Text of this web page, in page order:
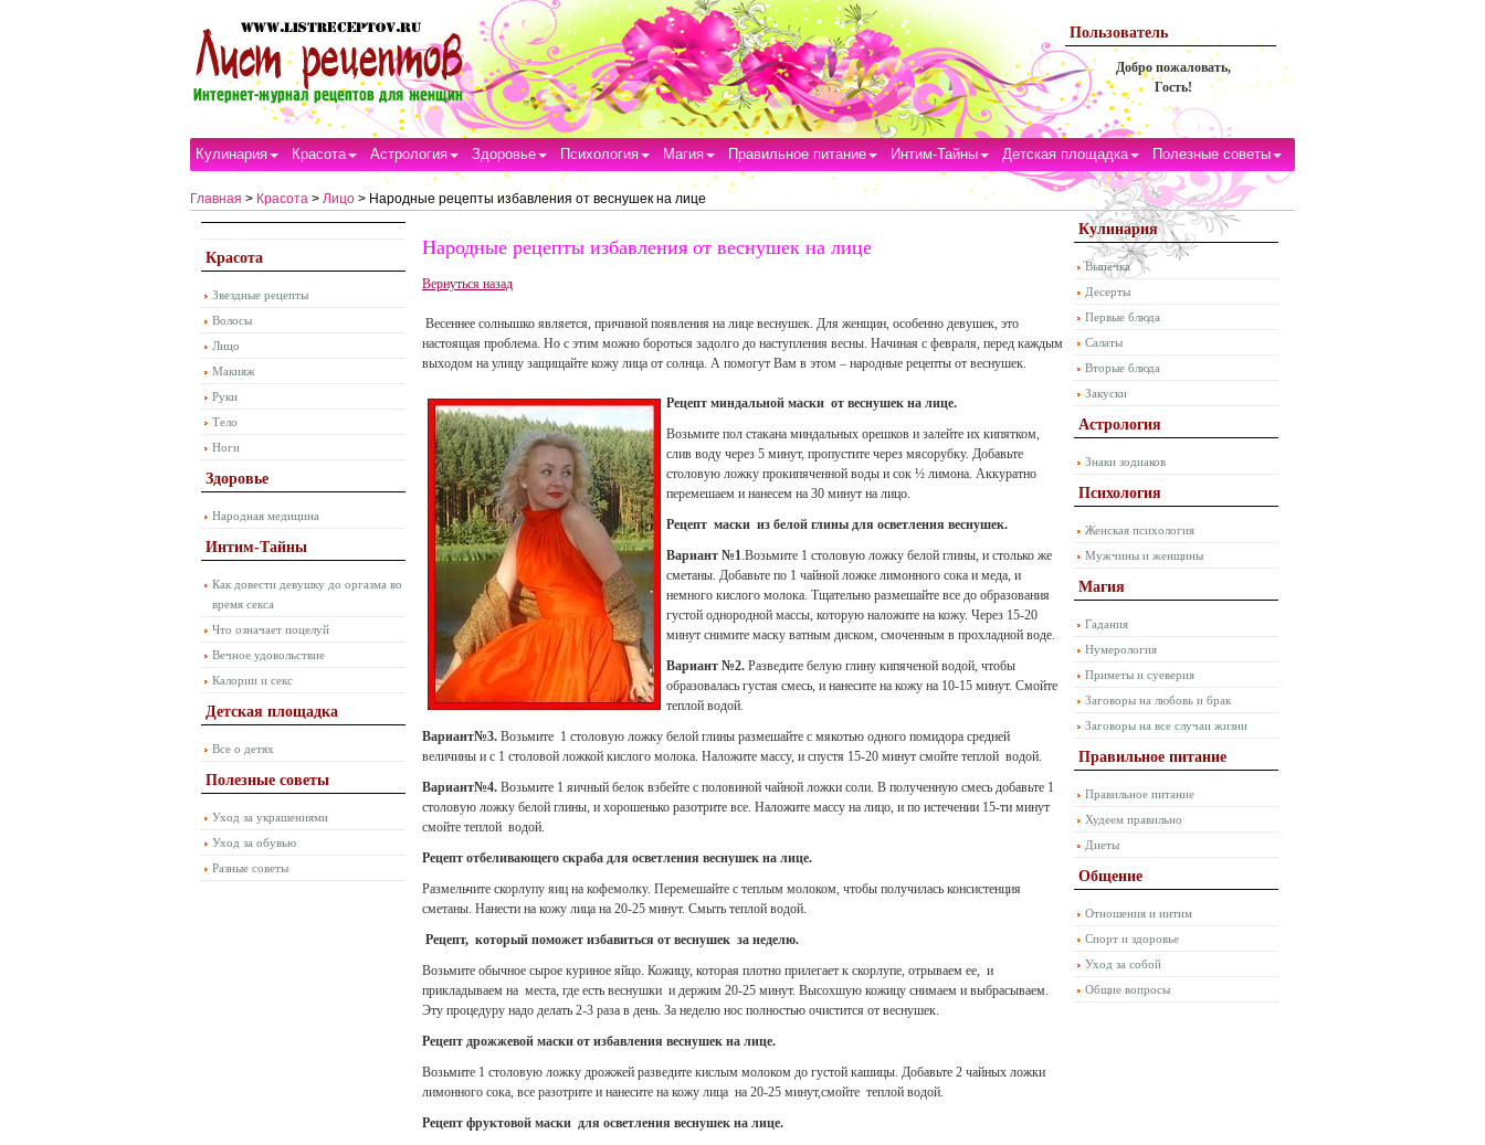
Пользователь
Добро пожаловать,
Гость!
Кулинария Красота Астрология Здоровье Психология Магия Правильное питание Интим-Тайны Детская площадка Полезные советы
Главная > Красота > Лицо > Народные рецепты избавления от веснушек на лице
Красота
Звездные рецепты
Волосы
Лицо
Макияж
Руки
Тело
Ноги
Здоровье
Народная медицина
Интим-Тайны
Как довести девушку до оргазма во
время секса
Что означает поцелуй
Вечное удовольствие
Калории и секс
Детская площадка
Все о детях
Полезные советы
Уход за украшениями
Уход за обувью
Разные советы
Народные рецепты избавления от веснушек на лице
Вернуться назад
Весеннее солнышко является, причиной появления на лице веснушек. Для женщин, особенно девушек, это
настоящая проблема. Но с этим можно бороться задолго до наступления весны. Начиная с февраля, перед каждым
выходом на улицу защищайте кожу лица от солнца. А помогут Вам в этом – народные рецепты от веснушек.
Рецепт миндальной маски от веснушек на лице.
Возьмите пол стакана миндальных орешков и залейте их кипятком,
слив воду через 5 минут, пропустите через мясорубку. Добавьте
столовую ложку прокипяченной воды и сок ½ лимона. Аккуратно
перемешаем и нанесем на 30 минут на лицо.
Рецепт маски из белой глины для осветления веснушек.
Вариант №1.Возьмите 1 столовую ложку белой глины, и столько же
сметаны. Добавьте по 1 чайной ложке лимонного сока и меда, и
немного кислого молока. Тщательно размешайте все до образования
густой однородной массы, которую наложите на кожу. Через 15-20
минут снимите маску ватным диском, смоченным в прохладной воде.
Вариант №2. Разведите белую глину кипяченой водой, чтобы
образовалась густая смесь, и нанесите на кожу на 10-15 минут. Смойте
теплой водой.
Вариант№3. Возьмите 1 столовую ложку белой глины размешайте с мякотью одного помидора средней
величины и с 1 столовой ложкой кислого молока. Наложите массу, и спустя 15-20 минут смойте теплой водой.
Вариант№4. Возьмите 1 яичный белок взбейте с половиной чайной ложки соли. В полученную смесь добавьте 1
столовую ложку белой глины, и хорошенько разотрите все. Наложите массу на лицо, и по истечении 15-ти минут
смойте теплой водой.
Рецепт отбеливающего скраба для осветления веснушек на лице.
Размельчите скорлупу яиц на кофемолку. Перемешайте с теплым молоком, чтобы получилась консистенция
сметаны. Нанести на кожу лица на 20-25 минут. Смыть теплой водой.
Рецепт, который поможет избавиться от веснушек за неделю.
Возьмите обычное сырое куриное яйцо. Кожицу, которая плотно прилегает к скорлупе, отрываем ее, и
прикладываем на места, где есть веснушки и держим 20-25 минут. Высохшую кожицу снимаем и выбрасываем.
Эту процедуру надо делать 2-3 раза в день. За неделю нос полностью очистится от веснушек.
Рецепт дрожжевой маски от избавления веснушек на лице.
Возьмите 1 столовую ложку дрожжей разведите кислым молоком до густой кашицы. Добавьте 2 чайных ложки
лимонного сока, все разотрите и нанесите на кожу лица на 20-25 минут,смойте теплой водой.
Рецепт фруктовой маски для осветления веснушек на лице.
Кулинария
Выпечка
Десерты
Первые блюда
Салаты
Вторые блюда
Закуски
Астрология
Знаки зодиаков
Психология
Женская психология
Мужчины и женщины
Магия
Гадания
Нумерология
Приметы и суеверия
Заговоры на любовь и брак
Заговоры на все случаи жизни
Правильное питание
Правильное питание
Худеем правильно
Диеты
Общение
Отношения и интим
Спорт и здоровье
Уход за собой
Общие вопросы